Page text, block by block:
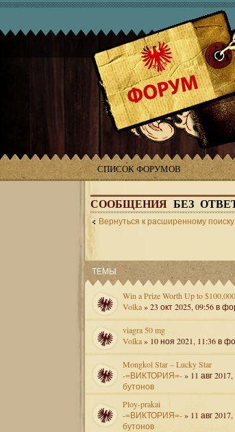
СПИСОК ФОРУМОВ
СООБЩЕНИЯ БЕЗ
Вернуться к расширенному поиску
ТЕМЫ
Win a Prize Worth Up to
Volka» 23 окт 2025, 09:56 в
viagra 50 mg
Volka» 10 ноя 2021, 11:36 в
Mongkol Star – Lucky Star
-=ВИКТОРИЯ=-» 11 авг
бутонов
Ploy-prakai
-=ВИКТОРИЯ=-» 11 авг
бутонов